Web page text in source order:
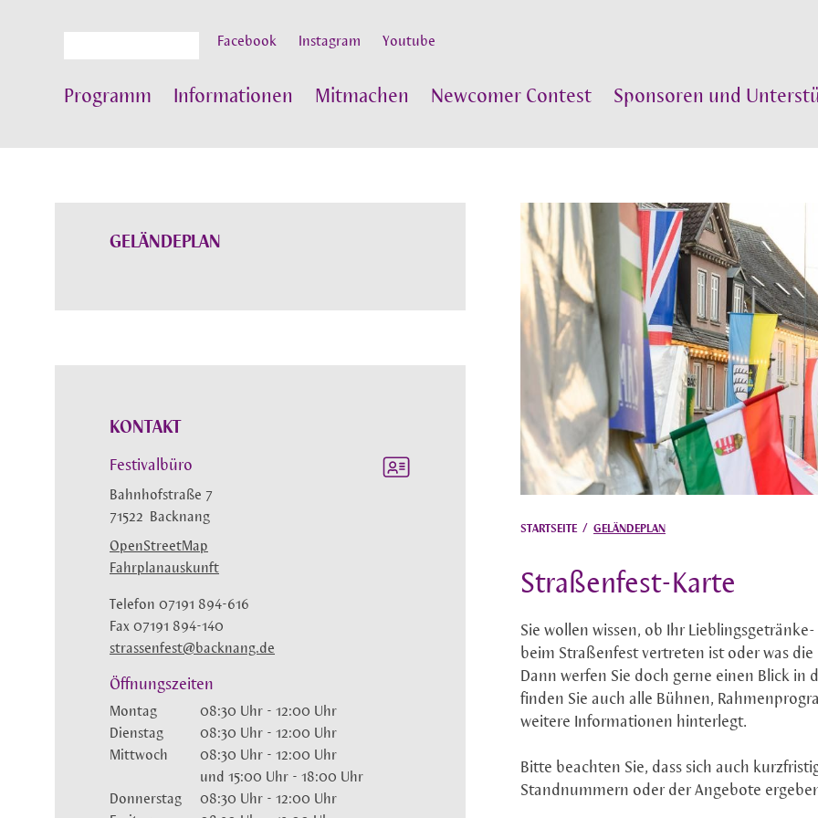
Facebook Instagram Youtube
Programm Informationen Mitmachen Newcomer Contest Sponsoren und
GELÄNDEPLAN
KONTAKT
Festivalbüro
Bahnhofstraße 7
71522
Backnang
OpenStreetMap
Fahrplanauskunft
strassenfest@backnang.de
Telefon 07191 894-616
Fax 07191 894-140
Öffnungszeiten
Montag 08:30 Uhr - 12:00 Uhr
Dienstag
08:30 Uhr - 12:00 Uhr
Mittwoch
08:30 Uhr - 12:00 Uhr
und 15:00 Uhr - 18:00 Uhr
Donnerstag
08:30 Uhr - 12:00 Uhr
STARTSEITE/ GELÄNDEPLAN
Straßenfest-Karte
Sie wollen wissen, ob Ihr
beim Straßenfest vertreten ist oder was
Dann werfen Sie doch gerne einen Blick in
finden Sie auch alle Bühnen,
weitere Informationen hinterlegt.
Bitte beachten Sie, dass sich auch
Standnummern oder der Angebote